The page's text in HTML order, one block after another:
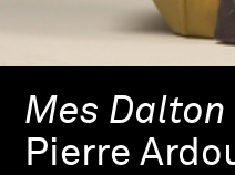
Mes Dalton
Pierre